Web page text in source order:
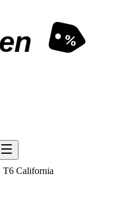
%
T6 California